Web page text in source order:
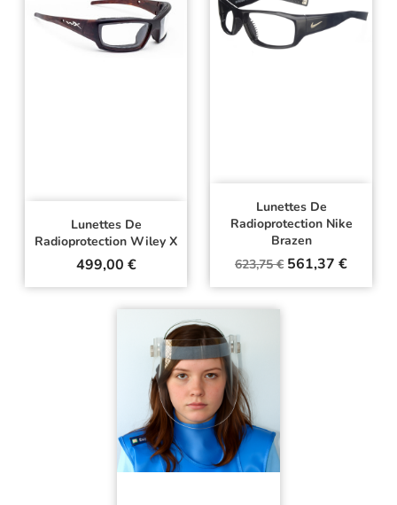
Lunettes De
Radioprotection Wiley X
Prix
499,00 €
Lunettes De
Radioprotection Nike
Brazen
Prix
623,75 € Prix
561,37 €